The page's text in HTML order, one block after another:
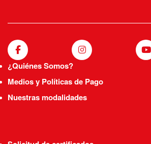
¿Quiénes Somos?
Medios y Políticas de Pago
Nuestras modalidades